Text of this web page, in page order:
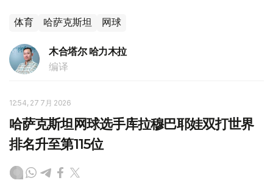
体育 哈萨克斯坦 网球
木合塔尔 哈力木拉
编译
12:54, 27 7月 2026
哈萨克斯坦网球选手库拉穆巴耶娃双打世界
排名升至第115位